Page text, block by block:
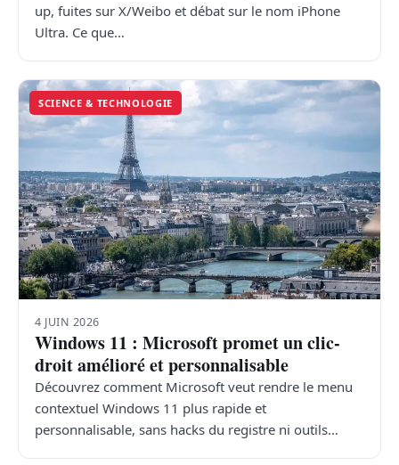
up, fuites sur X/Weibo et débat sur le nom iPhone
Ultra. Ce que…
SCIENCE & TECHNOLOGIE
4 JUIN 2026
Windows 11 : Microsoft promet un clic-
droit amélioré et personnalisable
Découvrez comment Microsoft veut rendre le menu
contextuel Windows 11 plus rapide et
personnalisable, sans hacks du registre ni outils…